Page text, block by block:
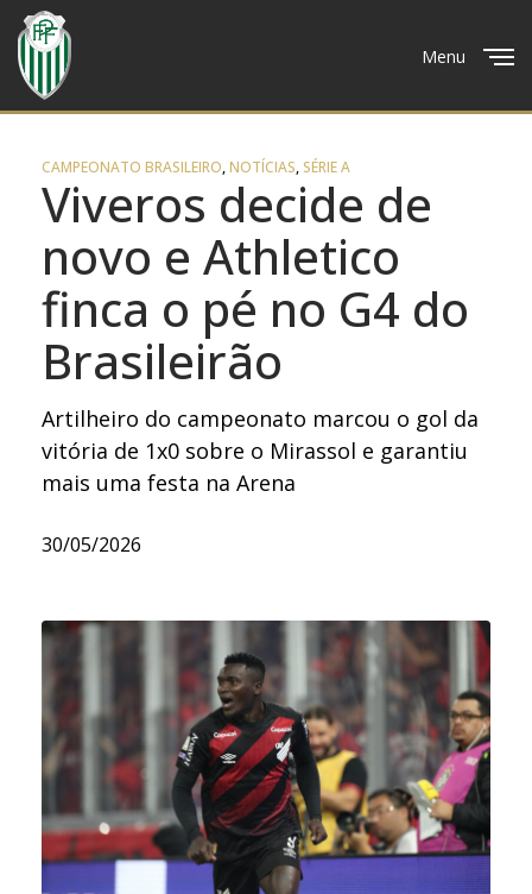
Menu
CAMPEONATO BRASILEIRO,NOTÍCIAS, SÉRIE A
Viveros decide de
novo e Athletico
finca o pé no G4 do
Brasileirão
Artilheiro do campeonato marcou o gol da
vitória de 1x0 sobre o Mirassol e garantiu
mais uma festa na Arena
30/05/2026